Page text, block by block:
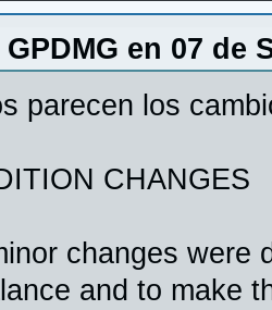
en 07 de
parecen los
CHANGES
changes were
and to make